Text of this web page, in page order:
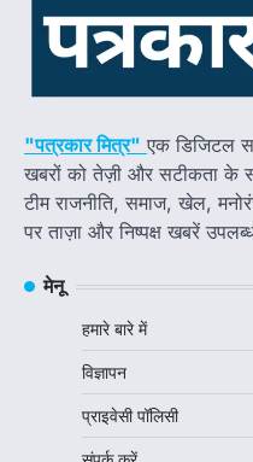
"पत्रकार मित्र" एक डिजिटल
खबरों को तेज़ी और सटीकता के
टीम राजनीति, समाज, खेल,
पर ताज़ा और निष्पक्ष खबरें
मेनू
हमारे बारे में
विज्ञापन
प्राइवेसी पॉलिसी